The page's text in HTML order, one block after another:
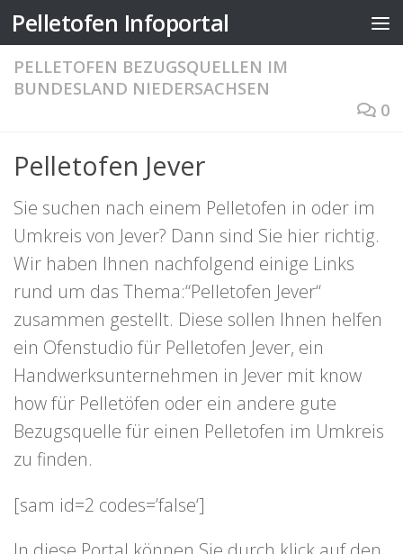
Zum Inhalt springen
Pelletofen Infoportal
PELLETOFEN BEZUGSQUELLEN IM
BUNDESLAND NIEDERSACHSEN
0
Pelletofen Jever
Sie suchen nach einem Pelletofen in oder im
Umkreis von Jever? Dann sind Sie hier richtig.
Wir haben Ihnen nachfolgend einige Links
rund um das Thema:“Pelletofen Jever“
zusammen gestellt. Diese sollen Ihnen helfen
ein Ofenstudio für Pelletofen Jever, ein
Handwerksunternehmen in Jever mit know
how für Pelletöfen oder ein andere gute
Bezugsquelle für einen Pelletofen im Umkreis
zu finden.
[sam id=2 codes=’false‘]